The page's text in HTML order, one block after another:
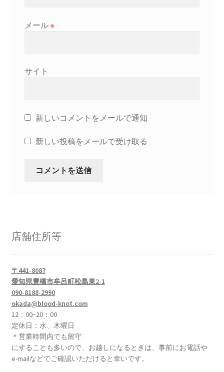
メール※
サイト
新しいコメントをメールで通知
新しい投稿をメールで受け取る
店舗住所等
〒441-8087
愛知県豊橋市牟呂町松島東2-1
090-8188-2990
okada@blood-knot.com
12：00~20：00
定休日：水、木曜日
＊営業時間内でも留守
にすることも多いので、お越しになるときは、事前にお電話や
e-mailなどでご確認いただけると幸いです。